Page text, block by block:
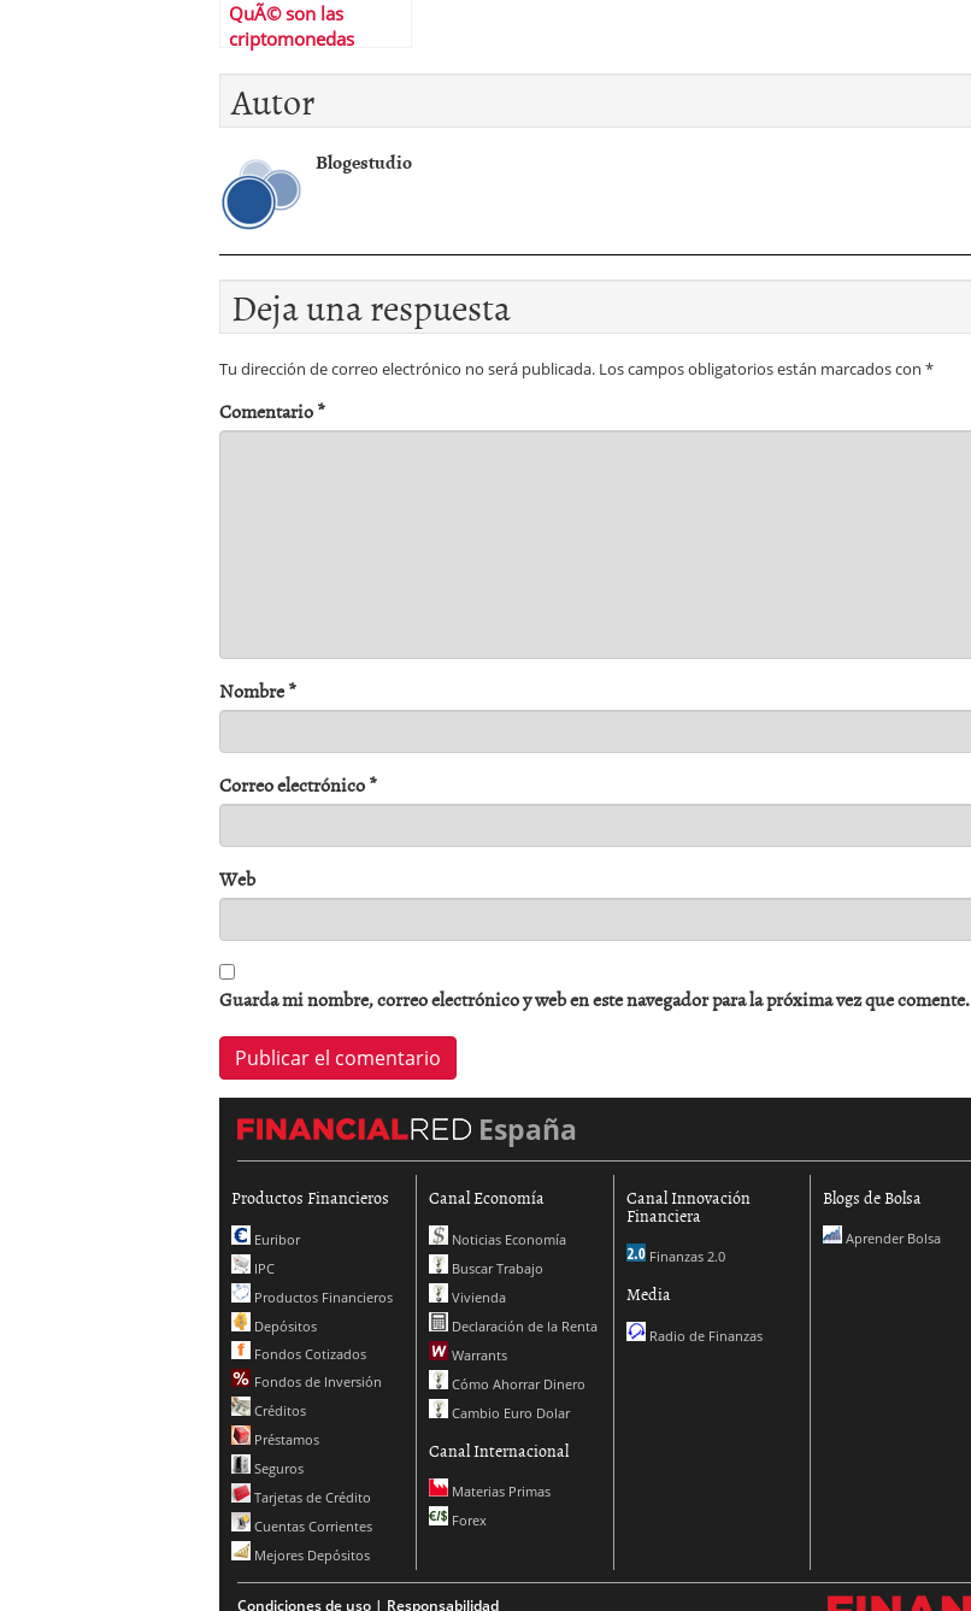
QuÃ© son las
criptomonedas
hay que saberlo)
Autor
Blogestudio
Deja una respuesta
Tu dirección de correo electrónico no será publicada. Los campos obligatorios están marcados con *
Comentario*
Nombre*
Correo electrónico*
Web
Guarda mi nombre, correo electrónico y web en este navegador para la próxima vez que comente.
España
Productos Financieros
Euribor
IPC
Productos Financieros
Depósitos
Fondos Cotizados
Fondos de Inversión
Créditos
Préstamos
Seguros
Tarjetas de Crédito
Cuentas Corrientes
Mejores Depósitos
Canal Economía
Noticias Economía
Buscar Trabajo
Vivienda
Declaración de la Renta
Warrants
Cómo Ahorrar Dinero
Cambio Euro Dolar
Canal Internacional
Materias Primas
Forex
Canal Innovación
Financiera
Finanzas 2.0
Media
Radio de Finanzas
Blogs de Bolsa
Aprender Bolsa
Condiciones de uso | Responsabilidad